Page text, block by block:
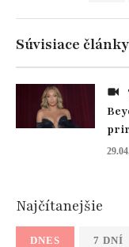
Súvisiace články
Najčítanejšie
DNES 7 DNÍ